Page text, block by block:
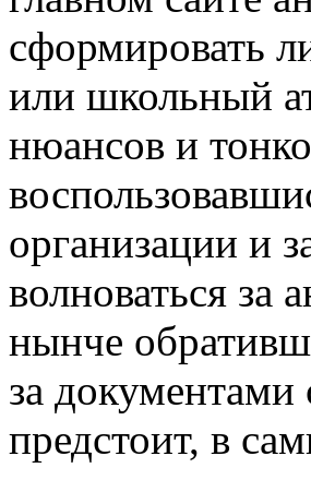
сформировать
или школьный
нюансов и
организации и
волноваться за
нынче
за
предстоит, в